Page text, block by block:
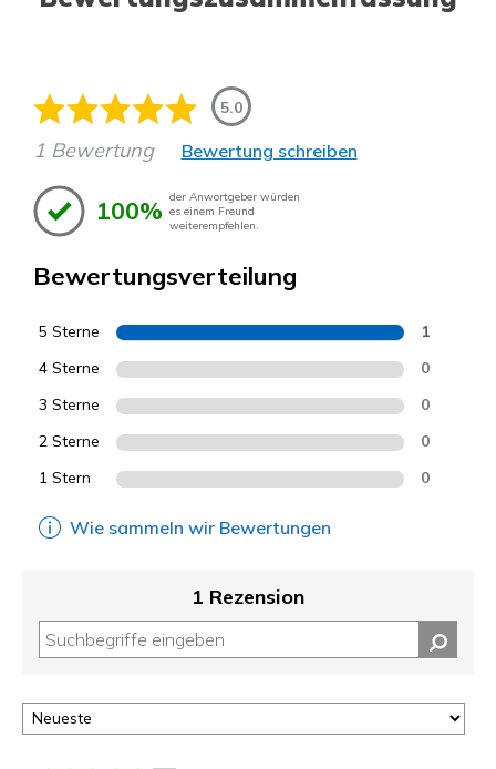
5.0
1 Bewertung Bewertung schreiben
100% der Anwortgeber würden
es einem Freund
weiterempfehlen.
Bewertungsverteilung
5 Sterne 1
4 Sterne 0
3 Sterne 0
2 Sterne 0
1 Stern 0
Wie sammeln wir Bewertungen
1 Rezension